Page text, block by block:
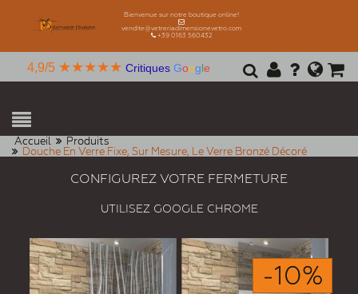
Bienvenue sur notre boutique online!
vendite@vetreriadimensionevetro.com
+39 0163 560432
4,9/5 ★★★★★ Critiques Google
Accueil
Produits
Douche En Verre Fixe, Sur Mesure, Le Verre Bronzé Décoré
CONFIGUREZ VOTRE FERMETURE
UTILISEZ GOOGLE CHROME
-10%